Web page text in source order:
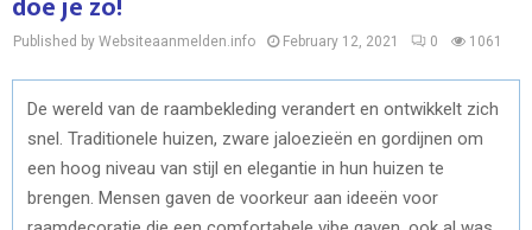
Published by Websiteaanmelden.info February 12, 2021 0 1061
De wereld van de raambekleding verandert en ontwikkelt zich
snel. Traditionele huizen, zware jaloezieën en gordijnen om
een hoog niveau van stijl en elegantie in hun huizen te
brengen. Mensen gaven de voorkeur aan ideeën voor